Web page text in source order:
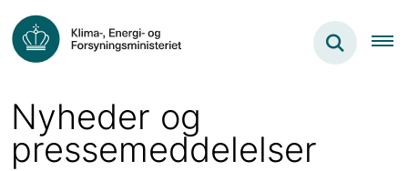
Nyheder og
pressemeddelelser